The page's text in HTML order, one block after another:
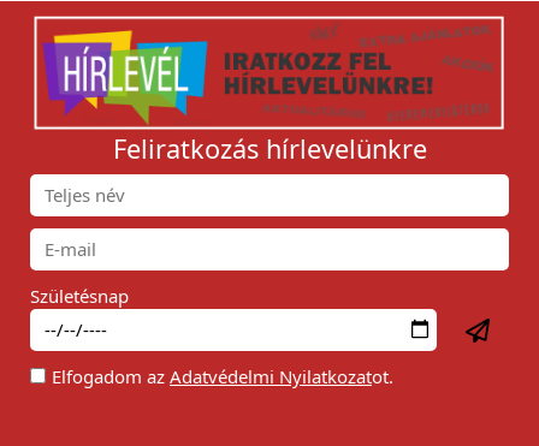
Feliratkozás hírlevelünkre
Születésnap
Elfogadom az Adatvédelmi Nyilatkozatot.